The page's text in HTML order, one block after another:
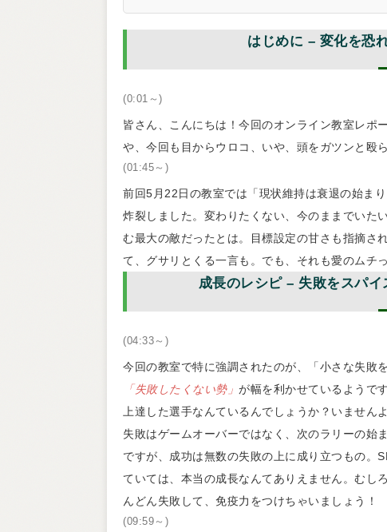
はじめに – 変化を恐
(0:01～)
皆さん、こんにちは！今回のオンライン教室レポ
や、今回も目からウロコ、いや、頭をガツンと殴
(01:45～)
前回5月22日の教室では「現状維持は衰退の始ま
炸裂しました。変わりたくない、今のままでい
む最大の敵だったとは。目標設定の甘さも指摘され
て、グサリとくる一言も。でも、それも愛のムチ
成長のレシピ – 失敗をスパイ
(04:33～)
今回の教室で特に強調されたのが、「小さな失敗
「失敗したくない勢」が幅を利かせているようで
上達した選手なんているんでしょうか？いません
失敗はゲームオーバーではなく、次のラリーの始
ですが、成功は無数の失敗の上に成り立つもの。
ていては、本当の成長なんてありえません。むし
んどん失敗して、免疫力をつけちゃいましょう！
(09:59～)